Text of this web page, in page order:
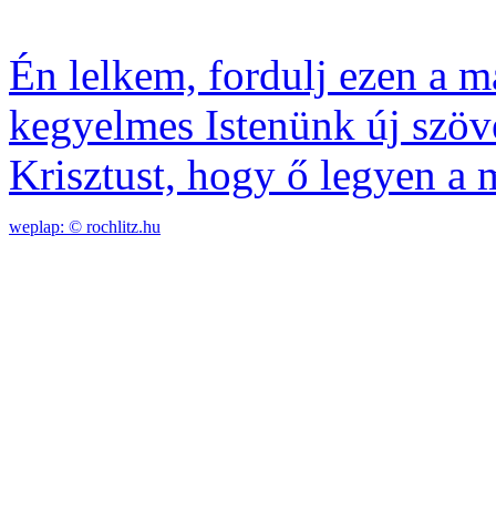
Én lelkem, fordulj ezen a
kegyelmes Istenünk új
Krisztust, hogy ő legyen a
weplap: © rochlitz.hu